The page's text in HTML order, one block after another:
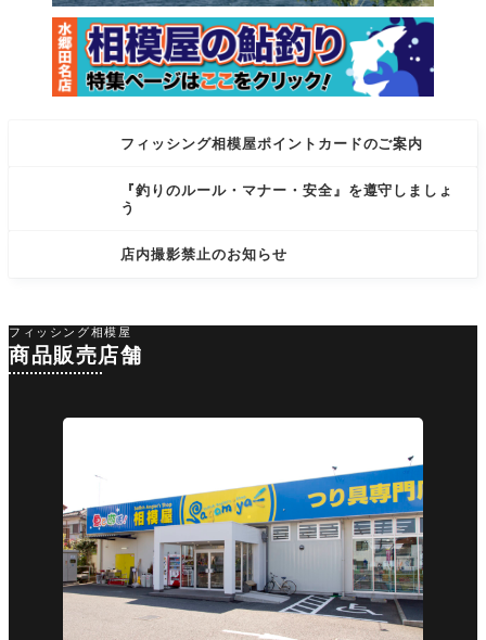
フィッシング相模屋ポイントカードのご案内
『釣りのルール・マナー・安全』を遵守しましょ
う
店内撮影禁止のお知らせ
フィッシング相模屋
商品販売店舗